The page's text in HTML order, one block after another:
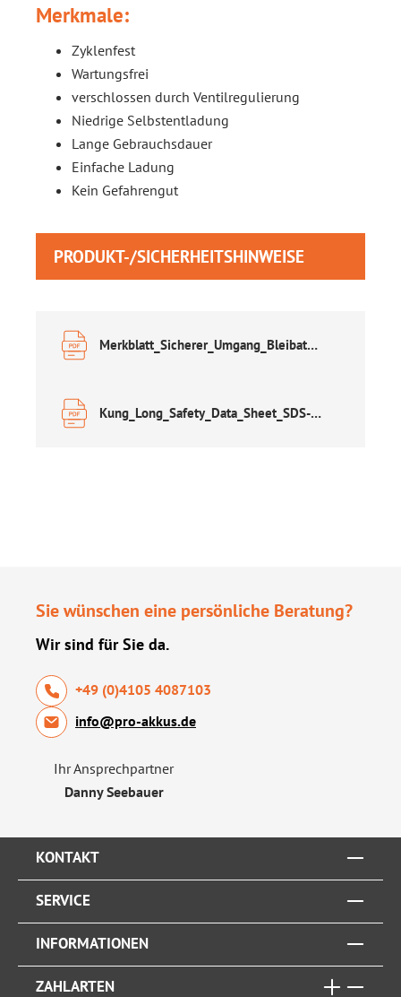
Merkmale:
Zyklenfest
Wartungsfrei
verschlossen durch Ventilregulierung
Niedrige Selbstentladung
Lange Gebrauchsdauer
Einfache Ladung
Kein Gefahrengut
PRODUKT-/SICHERHEITSHINWEISE
Merkblatt_Sicherer_Umgang_Bleibatterien.pdf
Kung_Long_Safety_Data_Sheet_SDS-english.pdf
Sie wünschen eine persönliche Beratung?
Wir sind für Sie da.
+49 (0)4105 4087103
info@pro-akkus.de
Ihr Ansprechpartner
Danny Seebauer
KONTAKT
SERVICE
INFORMATIONEN
ZAHLARTEN